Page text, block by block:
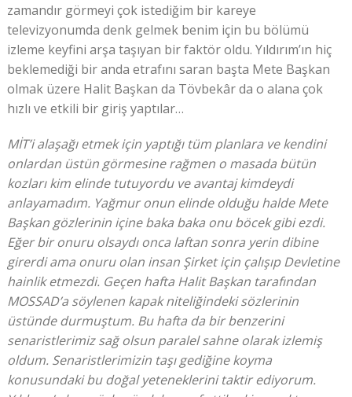
zamandır görmeyi çok istediğim bir kareye
televizyonumda denk gelmek benim için bu bölümü
izleme keyfini arşa taşıyan bir faktör oldu. Yıldırım’ın hiç
beklemediği bir anda etrafını saran başta Mete Başkan
olmak üzere Halit Başkan da Tövbekâr da o alana çok
hızlı ve etkili bir giriş yaptılar…
MİT’i alaşağı etmek için yaptığı tüm planlara ve kendini
onlardan üstün görmesine rağmen o masada bütün
kozları kim elinde tutuyordu ve avantaj kimdeydi
anlayamadım. Yağmur onun elinde olduğu halde Mete
Başkan gözlerinin içine baka baka onu böcek gibi ezdi.
Eğer bir onuru olsaydı onca laftan sonra yerin dibine
girerdi ama onuru olan insan Şirket için çalışıp Devletine
hainlik etmezdi. Geçen hafta Halit Başkan tarafından
MOSSAD’a söylenen kapak niteliğindeki sözlerinin
üstünde durmuştum. Bu hafta da bir benzerini
senaristlerimiz sağ olsun paralel sahne olarak izlemiş
oldum. Senaristlerimizin taşı gediğine koyma
konusundaki bu doğal yeteneklerini taktir ediyorum.